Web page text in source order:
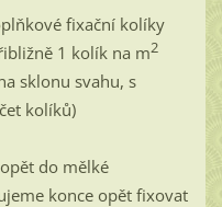
fixační kolíky
1 kolík na m2
sklonu svahu, s
kolíků)
do mělké
konce opět fixovat